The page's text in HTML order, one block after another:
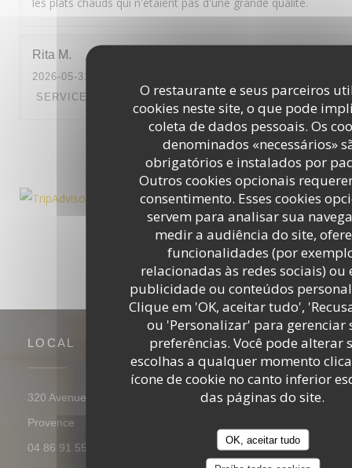
O restaurante e seus parceiros
cookies neste site, o que pode
coleta de dados pessoais. Os
denominados «necessários»
obrigatórios e instalados por
Outros cookies opcionais
consentimento. Esses cookies
servem para analisar sua
medir a audiência do site,
funcionalidades (por
relacionadas às redes sociais) ou
publicidade ou conteúdos
Clique em 'OK, aceitar tudo',
ou 'Personalizar' para gerenciar
preferências. Você pode alterar
escolhas a qualquer momento
ícone de cookie no canto inferior
das páginas do site.
OK, aceitar tudo
Rita M
2026-05-31
SERVICE
AMBIENCE: 4/5 MENU: 4/5
1 2 3
LOCAL
320 Avenue Wolfgang Amadeus Mozart 13100 Aix-en-
Provence
04 86 91 55 02